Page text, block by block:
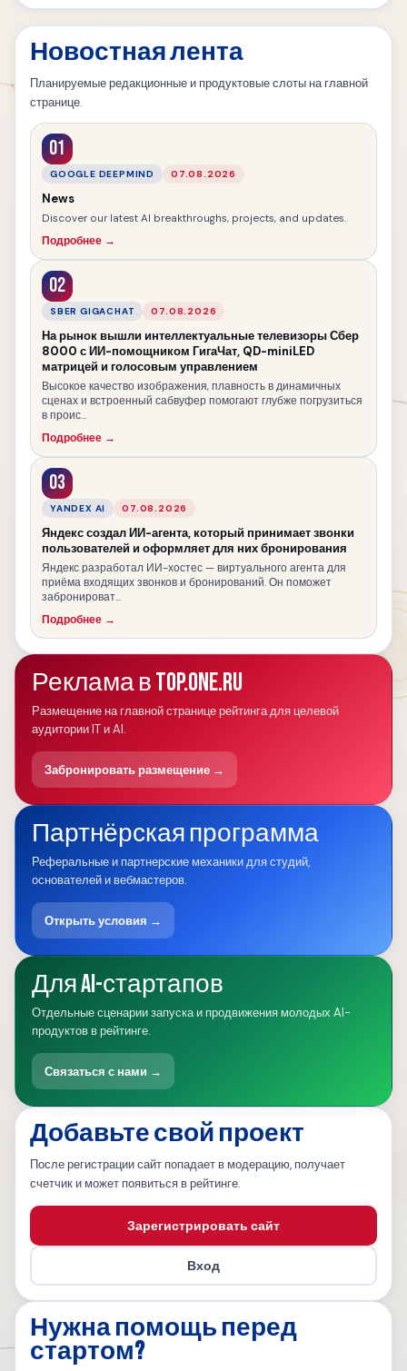
Новостная лента
Планируемые редакционные и продуктовые слоты на главной
странице.
01
GOOGLE DEEPMIND 07.08.2026
News
Discover our latest AI breakthroughs, projects, and updates.
Подробнее →
02
SBER GIGACHAT 07.08.2026
На рынок вышли интеллектуальные телевизоры Сбер
8000 с ИИ-помощником ГигаЧат, QD-miniLED
матрицей и голосовым управлением
Высокое качество изображения, плавность в динамичных
сценах и встроенный сабвуфер помогают глубже погрузиться
в проис...
Подробнее →
03
YANDEX AI 07.08.2026
Яндекс создал ИИ-агента, который принимает звонки
пользователей и оформляет для них бронирования
Яндекс разработал ИИ-хостес — виртуального агента для
приёма входящих звонков и бронирований. Он поможет
забронироват...
Подробнее →
Реклама в TOP.ONE.RU
Размещение на главной странице рейтинга для целевой
аудитории IT и AI.
Забронировать размещение →
Партнёрская программа
Реферальные и партнерские механики для студий,
основателей и вебмастеров.
Открыть условия →
Для AI-стартапов
Отдельные сценарии запуска и продвижения молодых AI-
продуктов в рейтинге.
Связаться с нами →
Добавьте свой проект
После регистрации сайт попадает в модерацию, получает
счетчик и может появиться в рейтинге.
Зарегистрировать сайт
Вход
Нужна помощь перед
стартом?